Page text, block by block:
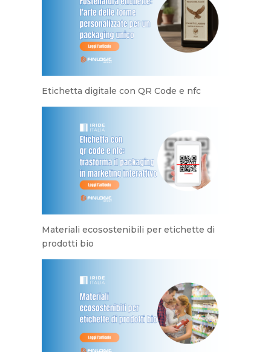
Etichetta digitale con QR Code e nfc
Materiali ecosostenibili per etichette di
prodotti bio